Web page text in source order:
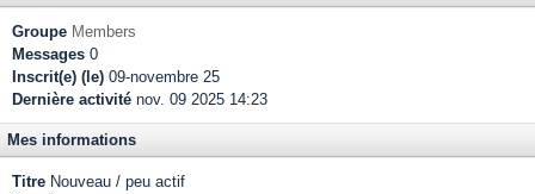
Groupe Members
Messages 0
Inscrit(e) (le) 09-novembre 25
Dernière activité nov. 09 2025 14:23
Mes informations
Titre Nouveau / peu actif